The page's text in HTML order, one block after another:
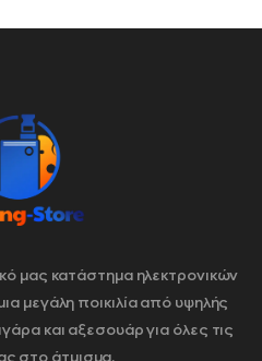
μας κατάστημα ηλεκτρονικών
μεγάλη ποικιλία από υψηλής
και αξεσουάρ για όλες τις